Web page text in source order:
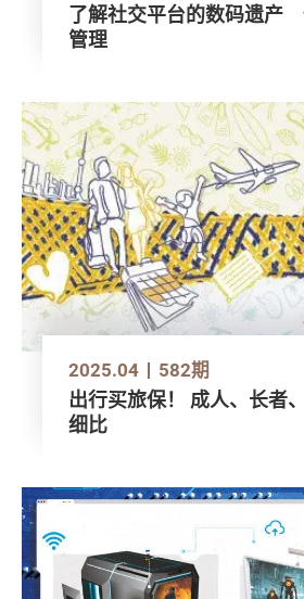
了解社交平台的数码遗产
管理
2025.04 582期
出行买旅保！ 成人、长者、儿童保障要详
细比